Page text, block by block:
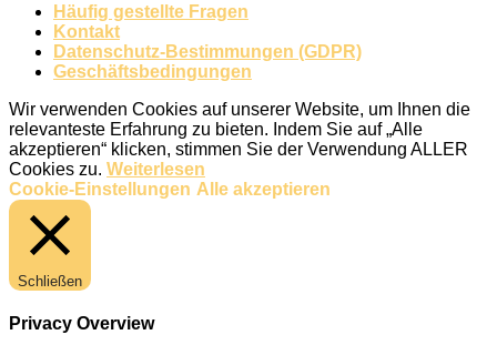
Häufig gestellte Fragen
Kontakt
Datenschutz-Bestimmungen (GDPR)
Geschäftsbedingungen
Wir verwenden Cookies auf unserer Website, um Ihnen die
relevanteste Erfahrung zu bieten. Indem Sie auf „Alle
akzeptieren“ klicken, stimmen Sie der Verwendung ALLER
Cookies zu. Weiterlesen
Cookie-Einstellungen Alle akzeptieren
Schließen
Privacy Overview